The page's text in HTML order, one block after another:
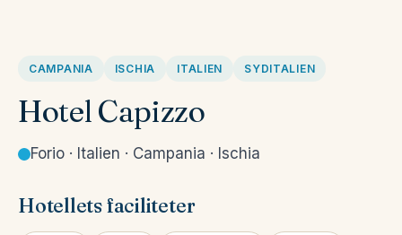
CAMPANIA ISCHIA ITALIEN SYDITALIEN
Hotel Capizzo
Forio · Italien · Campania · Ischia
Hotellets faciliteter